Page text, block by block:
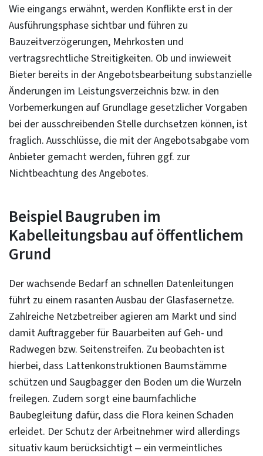
Sind Schwarz-Weiß-Anlagen inkl. Stellplatz
erforderlich?
Welche Medien befinden sich im Baugrund? Gibt es
Bereiche mit vermehrten Querungen unterhalb der
Fahrbahn?
Sind Anzahl, Art, Lage und Maße der zu verbauenden
Baugruben, Gräben und dergleichen nach der ATV
DIN 18303 „Verbauarbeiten“ vom Auftraggeber
vorgegeben?
auch großen Einbauteilen aufgrund der Örtlichkeit
durchzuführen (z. B. Mobilkranstandort – Abstand
Pratzen vom Verbau bzw. hierzu stat. Nachweis des
Verbaus!)?
begrenzt z. B. 8–16 Uhr?
Erfordert der Einbau von Trägerbohlwänden (oder
Spundbohlen/ Kanaldielen) u. U. eine Vollsperrung,
da hängende Elemente auch Dritte gefährden
können?
Wenn der Aufenthalt im Gefahrbereich von
Erdbaumaschinen für Beschäftigte der Baustelle i. d.
R. nicht zugelassen ist, dürfen sich dann dort Dritte
aufhalten? Welche Sicherungsmöglichkeiten stehen
zur Verfügung?
Wie eingangs erwähnt, werden Konflikte erst in der
Ausführungsphase sichtbar und führen zu
Bauzeitverzögerungen, Mehrkosten und
vertragsrechtliche Streitigkeiten. Ob und inwieweit
Bieter bereits in der Angebotsbearbeitung substanzielle
Änderungen im Leistungsverzeichnis bzw. in den
Vorbemerkungen auf Grundlage gesetzlicher Vorgaben
bei der ausschreibenden Stelle durchsetzen können, ist
fraglich. Ausschlüsse, die mit der Angebotsabgabe vom
Anbieter gemacht werden, führen ggf. zur
Nichtbeachtung des Angebotes.
Beispiel Baugruben im
Kabelleitungsbau auf öffentlichem
Grund
Der wachsende Bedarf an schnellen Datenleitungen
führt zu einem rasanten Ausbau der Glasfasernetze.
Zahlreiche Netzbetreiber agieren am Markt und sind
damit Auftraggeber für Bauarbeiten auf Geh- und
Radwegen bzw. Seitenstreifen. Zu beobachten ist
hierbei, dass Lattenkonstruktionen Baumstämme
schützen und Saugbagger den Boden um die Wurzeln
freilegen. Zudem sorgt eine baumfachliche
Baubegleitung dafür, dass die Flora keinen Schaden
erleidet. Der Schutz der Arbeitnehmer wird allerdings
situativ kaum berücksichtigt – ein vermeintliches